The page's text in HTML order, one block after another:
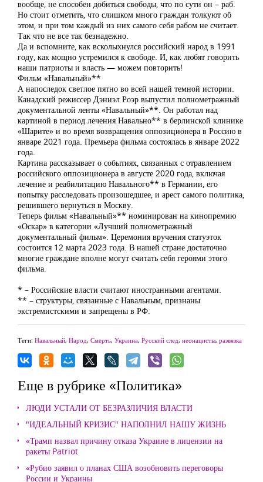
вообще, не способен добиться свободы, что по сути он – раб.
Но стоит отметить, что слишком много граждан толкуют об
этом, и при том каждый из них самого себя рабом не считает.
Так что не все так безнадежно.
Да и вспомните, как всколыхнулся российский народ в 1991
году, как мощно устремился к свободе. И, как любят говорить
наши патриоты и власть — можем повторить!
Фильм «Навальный»**
А напоследок светлое пятно во всей нашей темной истории.
Канадский режиссер Дэниэл Роэр выпустил полнометражный
документальной ленты «Навальный»**. Он работал над
картиной в период лечения Навально** в берлинской клинике
«Шарите» и во время возвращения оппозиционера в Россию в
январе 2021 года. Премьера фильма состоялась в январе 2022
года.
Картина рассказывает о событиях, связанных с отравлением
российского оппозиционера в августе 2020 года, включая
лечение и реабилитацию Навального** в Германии, его
попытку расследовать произошедшее, и арест самого политика,
решившего вернуться в Москву.
Теперь фильм «Навальный»** номинирован на кинопремию
«Оскар» в категории «Лучший полнометражный
документальный фильм». Церемония вручения статуэток
состоится 12 марта 2023 года. В нашей стране достаточно
многие граждане вполне могут считать себя героями этого
фильма.
* – Российские власти считают иностранными агентами.
** – структуры, связанные с Навальным, признаны
экстремистскими и запрещены в РФ.
Теги: Навальный, Народ, Смерть, Украина, Русский след, неонацисты, развязка
Еще в рубрике «Политика»
ЛЮДИ УСТАЛИ ОТ БЕЗРАЗЛИЧИЯ ВЛАСТИ
"ИДЕАЛЬНЫЙ КРИЗИС" НАПОЛНИЛ НАШУ ЖИЗНЬ
«Трамп назвал причину отказа Украине в лицензии на
ракеты Patriot
«Рубио заявил о планах США возобновить переговоры
России и Украины